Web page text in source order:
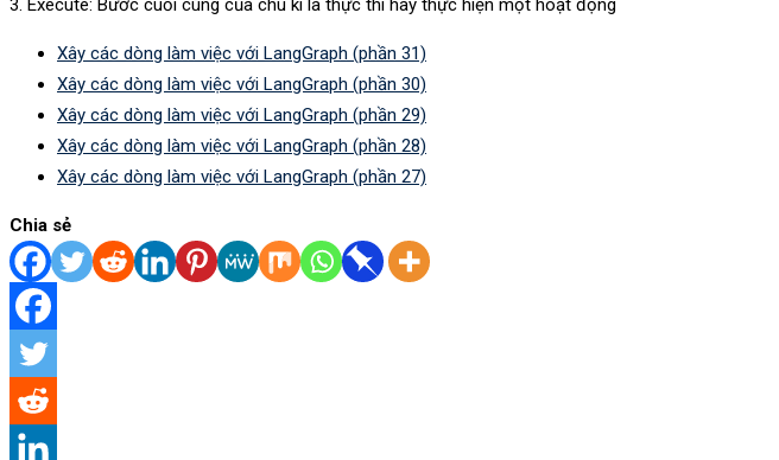
3. Execute: Bước cuối cùng của chu kì là thực thi hay thực hiện một hoạt động
Xây các dòng làm việc với LangGraph (phần 31)
Xây các dòng làm việc với LangGraph (phần 30)
Xây các dòng làm việc với LangGraph (phần 29)
Xây các dòng làm việc với LangGraph (phần 28)
Xây các dòng làm việc với LangGraph (phần 27)
Chia sẻ